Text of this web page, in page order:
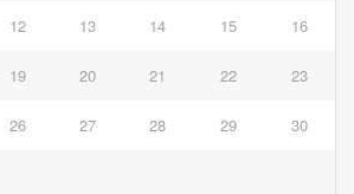
12 13 14 15 16
19 20 21 22 23
26 27 28 29 30